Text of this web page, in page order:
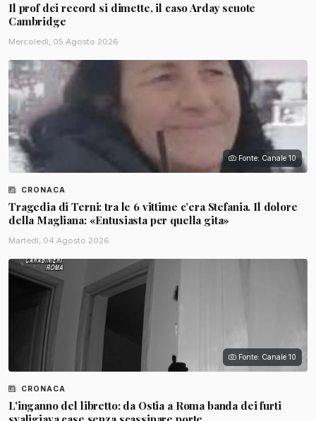
Il prof dei record si dimette, il caso Arday scuote
Cambridge
Mercoledì, 05 Agosto 2026
Fonte: Canale 10
CRONACA
Tragedia di Terni: tra le 6 vittime c’era Stefania. Il dolore
della Magliana: «Entusiasta per quella gita»
Martedì, 04 Agosto 2026
Fonte: Canale 10
CRONACA
L'inganno del libretto: da Ostia a Roma banda dei furti